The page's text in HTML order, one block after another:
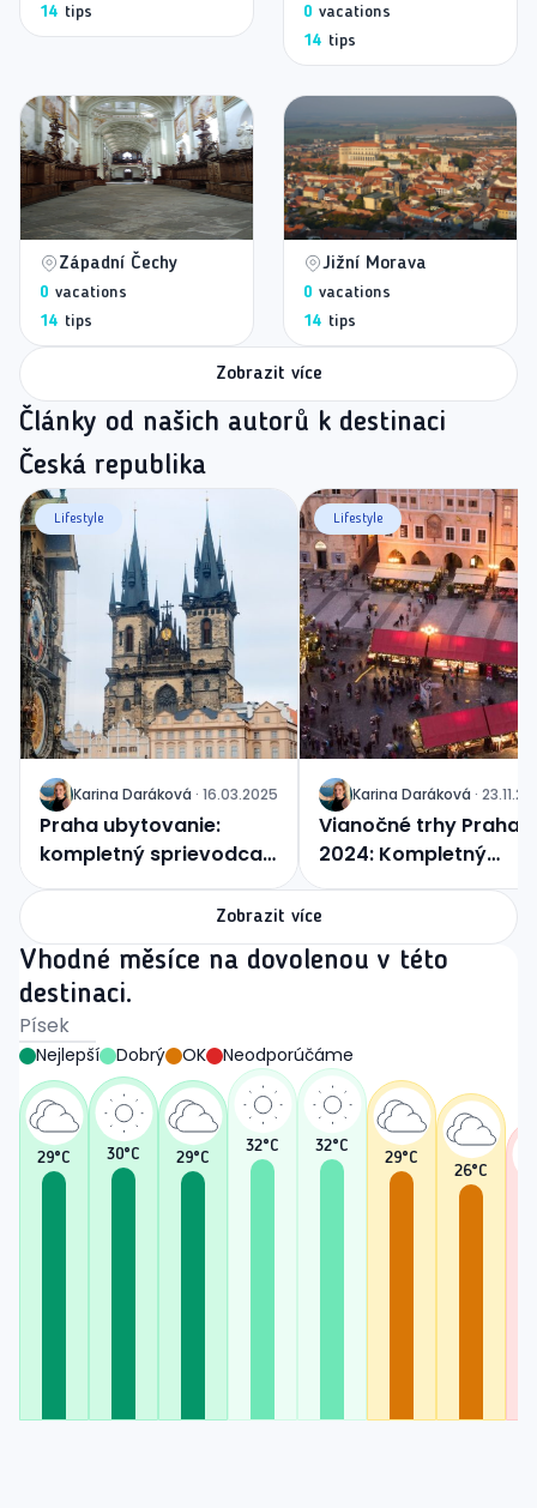
14 tips 0 vacations
14 tips
Západní Čechy
0 vacations
14 tips
Jižní Morava
0 vacations
14 tips
Zobrazit více
Články od našich autorů k destinaci
Česká republika
J Karina Daráková · 16.03.2025
Praha ubytovanie:
kompletný sprievodca
ubytovaním v
stovežatej matičke
Lifestyle
J Karina Daráková ·
Vianočné trhy Praha
2024: Kompletný
sprievodca
trhmi v srdci Európy
Lifestyle
Zobrazit více
Vhodné měsíce na dovolenou v této
destinaci.
Písek
Nejlepší Dobrý OK Neodporúčáme
29°C 30°C 29°C
32°C 32°C
29°C
26°C